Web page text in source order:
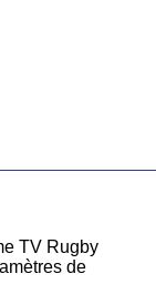
TV Rugby
de